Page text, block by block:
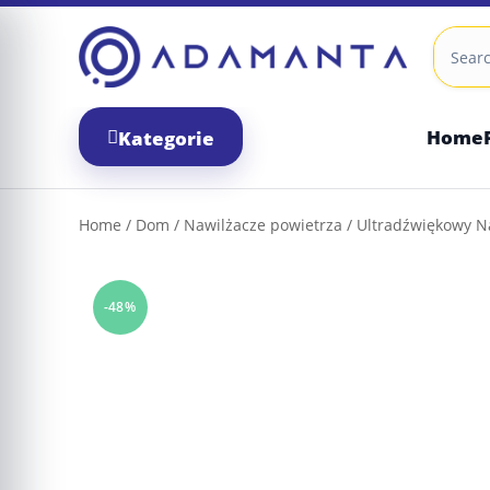
Skip
Kategorie Home
Home / Dom / Nawilżacze powietrza / Ultradźwiękowy
-48%